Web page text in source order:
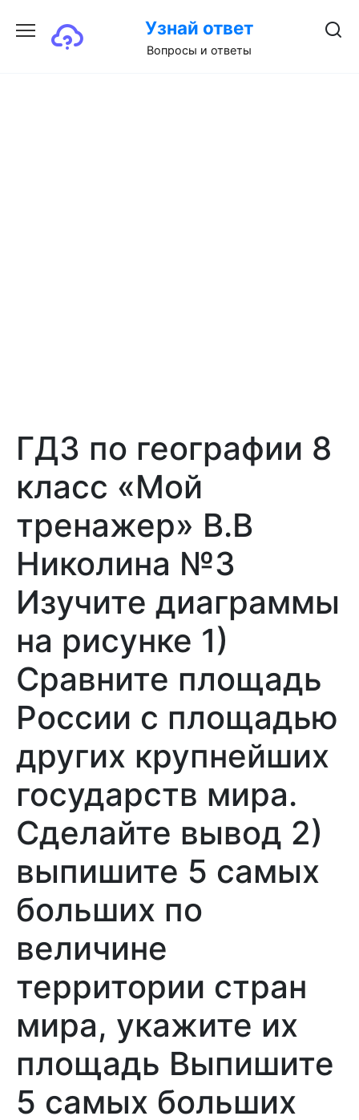
содержанию
Узнай ответ
Вопросы и ответы
ГДЗ по географии 8
класс «Мой
тренажер» В.В
Николина №3
Изучите диаграммы
на рисунке 1)
Сравните площадь
России с площадью
других крупнейших
государств мира.
Сделайте вывод 2)
выпишите 5 самых
больших по
величине
территории стран
мира, укажите их
площадь Выпишите
5 самых больших